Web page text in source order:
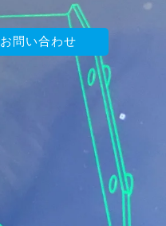
お問い合わせ